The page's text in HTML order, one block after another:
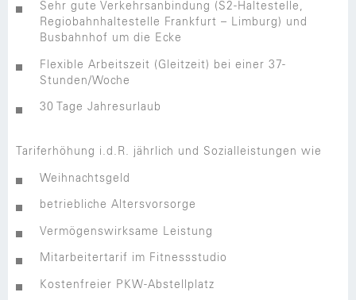
Sehr gute Verkehrsanbindung (S2-Haltestelle,
Regiobahnhaltestelle Frankfurt – Limburg) und
Busbahnhof um die Ecke
Flexible Arbeitszeit (Gleitzeit) bei einer 37-
Stunden/Woche
30 Tage Jahresurlaub
Tariferhöhung i.d.R. jährlich und Sozialleistungen wie
Weihnachtsgeld
betriebliche Altersvorsorge
Vermögenswirksame Leistung
Mitarbeitertarif im Fitnessstudio
Kostenfreier PKW-Abstellplatz